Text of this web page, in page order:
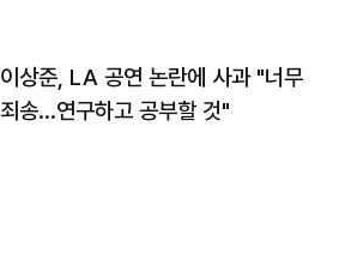
이상준, LA 공연 논란에 사과 "너무
죄송…연구하고 공부할 것"